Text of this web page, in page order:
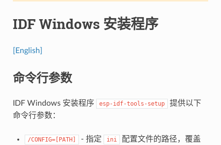
IDF Windows 安装程序
[English]
命令行参数
IDF Windows 安装程序 esp-idf-tools-setup
提供以下
命令行参数：
/CONFIG=[PATH] - 指定 ini
配置文件的路径，覆盖